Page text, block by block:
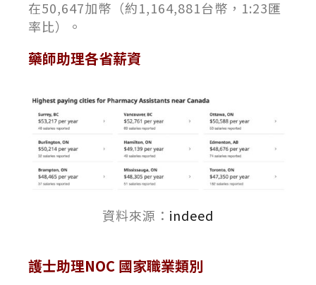
在50,647加幣（約1,164,881台幣，1:23匯
率比）。
藥師助理各省薪資
資料來源： indeed
護士助理NOC 國家職業類別